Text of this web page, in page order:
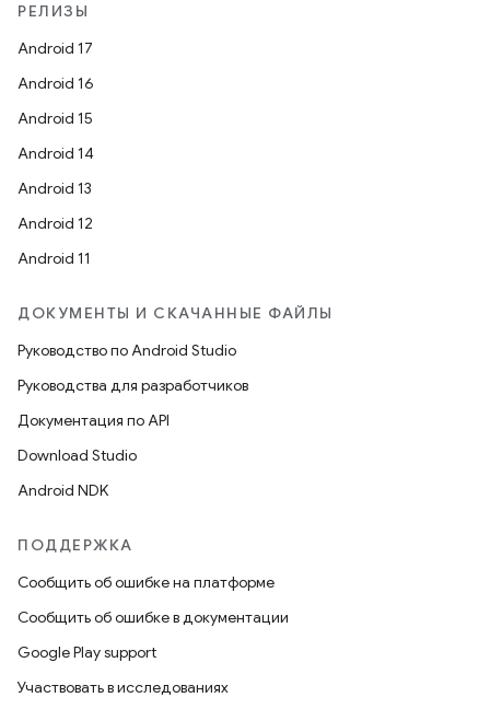
РЕЛИЗЫ
Android 17
Android 16
Android 15
Android 14
Android 13
Android 12
Android 11
ДОКУМЕНТЫ И СКАЧАННЫЕ ФАЙЛЫ
Руководство по Android Studio
Руководства для разработчиков
Документация по API
Download Studio
Android NDK
ПОДДЕРЖКА
Сообщить об ошибке на платформе
Сообщить об ошибке в документации
Google Play support
Участвовать в исследованиях